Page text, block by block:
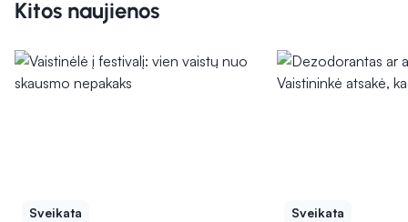
Kitos naujienos
Sveikata Sveikata